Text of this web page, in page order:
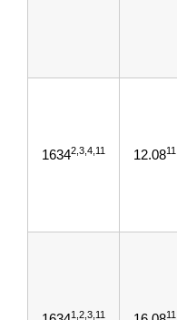
16342,3,4,11 12.0811
1,2,3,11 11